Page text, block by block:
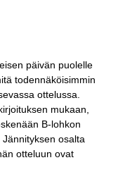
päivän puolelle
todennäköisimmin
ottelussa.
mukaan,
B-lohkon
osalta
otteluun ovat